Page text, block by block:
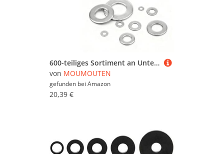
600-teiliges Sortiment an Unterlegscheiben, 304 Edelstahl, verschiedene Unterlegscheiben, 9 SAE-Größen M2, M2,5, M3, M4, M5, M6, M8, M10, M12, Dichtungen für die Automobilindustrie
von MOUMOUTEN
gefunden bei Amazon
20,39 €